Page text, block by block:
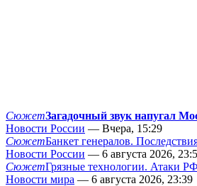
СюжетЗагадочный звук напугал
Новости России — Вчера, 15:29
СюжетБанкет генералов.
Новости России — 6 августа 2026,
СюжетГрязные технологии. Атаки
Новости мира — 6 августа 2026, 23:39